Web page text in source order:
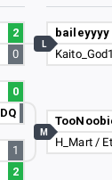
2
0
0
DQ
1
2
baileyyyy
L
H_Mart /
M